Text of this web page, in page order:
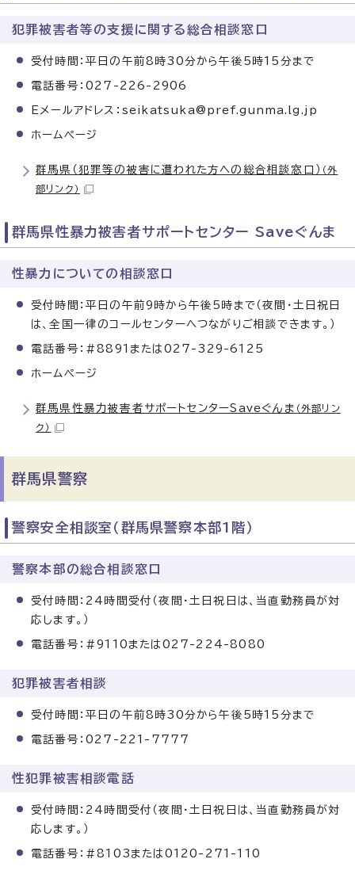
犯罪被害者等の支援に関する総合相談窓口
受付時間：平日の午前8時30分から午後5時15分まで
電話番号：027-226-2906
Eメールアドレス：seikatsuka@pref.gunma.lg.jp
ホームページ
群馬県（犯罪等の被害に遭われた方への総合相談窓口） （外
部リンク）
群馬県性暴力被害者サポートセンター Saveぐんま
性暴力についての相談窓口
受付時間：平日の午前9時から午後5時まで（夜間・土日祝日
は、全国一律のコールセンターへつながりご相談できます。）
電話番号：#8891または027-329-6125
ホームページ
群馬県性暴力被害者サポートセンターSaveぐんま （外部リン
ク）
群馬県警察
警察安全相談室（群馬県警察本部1階）
警察本部の総合相談窓口
受付時間：24時間受付（夜間・土日祝日は、当直勤務員が対
応します。）
電話番号：#9110または027-224-8080
犯罪被害者相談
受付時間：平日の午前8時30分から午後5時15分まで
電話番号：027-221-7777
性犯罪被害相談電話
受付時間：24時間受付（夜間・土日祝日は、当直勤務員が対
応します。）
電話番号：#8103または0120-271-110